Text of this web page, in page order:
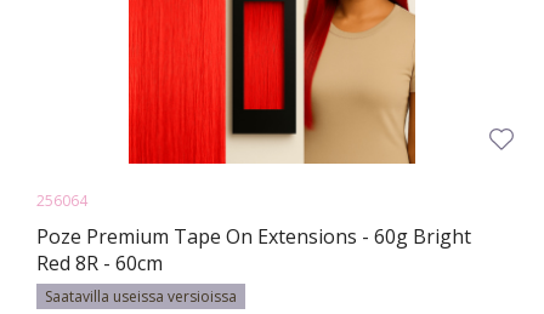
256064
Poze Premium Tape On Extensions - 60g Bright
Red 8R - 60cm
Saatavilla useissa versioissa